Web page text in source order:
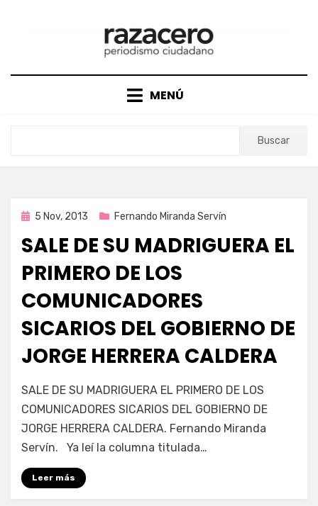
MENÚ
Buscar
Publicada
5 Nov, 2013 Fernando Miranda Servín
SALE DE SU MADRIGUERA EL
PRIMERO DE LOS
COMUNICADORES
SICARIOS DEL GOBIERNO DE
JORGE HERRERA CALDERA
por Enrique
SALE DE SU MADRIGUERA EL PRIMERO DE LOS
COMUNICADORES SICARIOS DEL GOBIERNO DE
JORGE HERRERA CALDERA. Fernando Miranda
Servín. Ya leí la columna titulada…
Leer más